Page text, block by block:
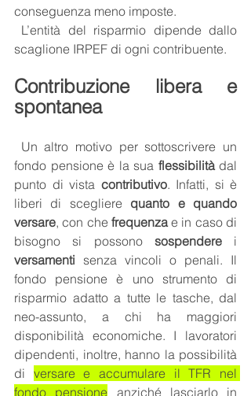
conseguenza meno imposte.
scaglione IRPEF di ogni contribuente.
Contribuzione libera e
spontanea
fondo pensione è la sua flessibilità dal
punto di vista contributivo. Infatti, si è
liberi di scegliere quanto e quando
versare, con che frequenza e in caso di
bisogno si possono sospendere
versamenti senza vincoli o penali. Il
fondo pensione è uno strumento di
risparmio adatto a tutte le tasche, dal
neo-assunto, a chi ha maggiori
disponibilità economiche. I lavoratori
dipendenti, inoltre, hanno la possibilità
di versare e accumulare il TFR nel
fondo pensione anziché lasciarlo in